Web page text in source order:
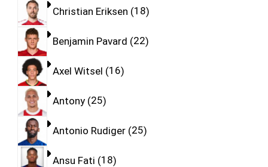
Christian Eriksen 18
Benjamin Pavard 22
Axel Witsel 16
Antony 25
Antonio Rudiger 25
Ansu Fati 18